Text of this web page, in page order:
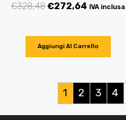
€328,48€272,64 IVA inclusa
Aggiungi Al Carrello
1 2 3 4